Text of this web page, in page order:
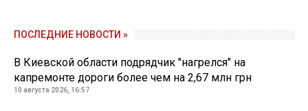
ПОСЛЕДНИЕ НОВОСТИ »
В Киевской области подрядчик "нагрелся" на
капремонте дороги более чем на 2,67 млн грн
10 августа 2026, 16:57